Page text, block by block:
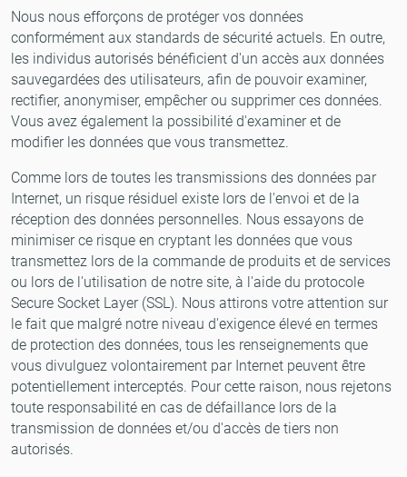
Nous nous efforçons de protéger vos données
conformément aux standards de sécurité actuels. En outre,
les individus autorisés bénéficient d'un accès aux données
sauvegardées des utilisateurs, afin de pouvoir examiner,
rectifier, anonymiser, empêcher ou supprimer ces données.
Vous avez également la possibilité d'examiner et de
modifier les données que vous transmettez.
Comme lors de toutes les transmissions des données par
Internet, un risque résiduel existe lors de l'envoi et de la
réception des données personnelles. Nous essayons de
minimiser ce risque en cryptant les données que vous
transmettez lors de la commande de produits et de services
ou lors de l'utilisation de notre site, à l'aide du protocole
Secure Socket Layer (SSL). Nous attirons votre attention sur
le fait que malgré notre niveau d'exigence élevé en termes
de protection des données, tous les renseignements que
vous divulguez volontairement par Internet peuvent être
potentiellement interceptés. Pour cette raison, nous rejetons
toute responsabilité en cas de défaillance lors de la
transmission de données et/ou d'accès de tiers non
autorisés.